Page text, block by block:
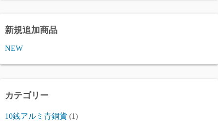
新規追加商品
NEW
カテゴリー
10銭アルミ青銅貨 (1)